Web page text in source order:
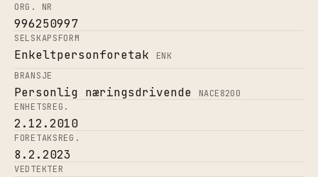
ORG. NR
996250997
SELSKAPSFORM
Enkeltpersonforetak
ENK
BRANSJE
Personlig næringsdrivende NACE8200
ENHETSREG.
2.12.2010
FORETAKSREG.
8.2.2023
VEDTEKTER